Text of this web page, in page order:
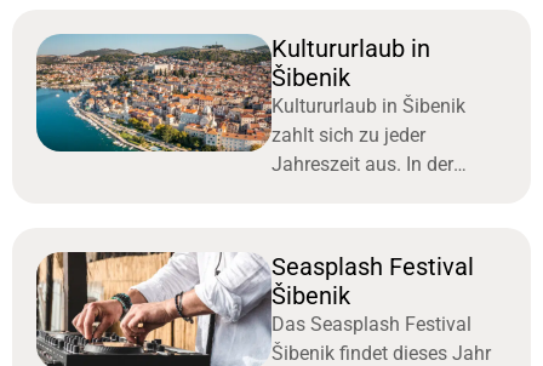
wurde
Kultururlaub in
Šibenik
Kultururlaub in Šibenik
zahlt sich zu jeder
Jahreszeit aus. In der
Seasplash Festival
Šibenik
Das Seasplash Festival
Šibenik findet dieses Jahr